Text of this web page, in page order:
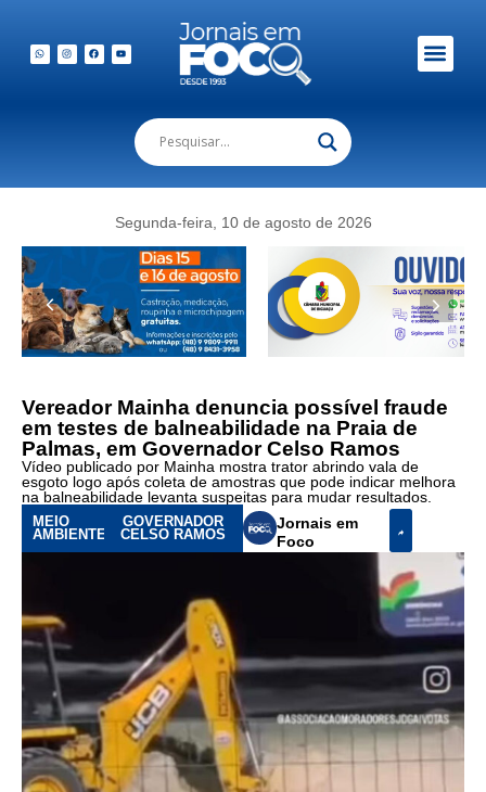
Segunda-feira, 10 de agosto de 2026
Vereador Mainha denuncia possível fraude
em testes de balneabilidade na Praia de
Palmas, em Governador Celso Ramos
Vídeo publicado por Mainha mostra trator abrindo vala de
esgoto logo após coleta de amostras que pode indicar melhora
na balneabilidade levanta suspeitas para mudar resultados.
MEIO
AMBIENTE
GOVERNADOR
CELSO RAMOS
Jornais em
Foco